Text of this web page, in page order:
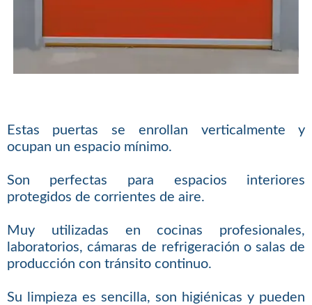
Estas puertas se enrollan verticalmente y
ocupan un espacio mínimo.
Son perfectas para espacios interiores
protegidos de corrientes de aire.
Muy utilizadas en cocinas profesionales,
laboratorios, cámaras de refrigeración o salas de
producción con tránsito continuo.
Su limpieza es sencilla, son higiénicas y pueden